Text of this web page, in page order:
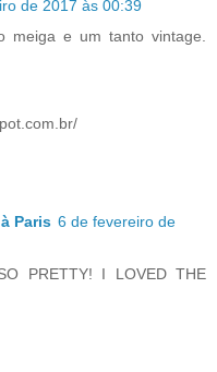
de 2017 às 00:39
meiga e um tanto vintage.
Paris 6 de fevereiro de
PRETTY! I LOVED THE